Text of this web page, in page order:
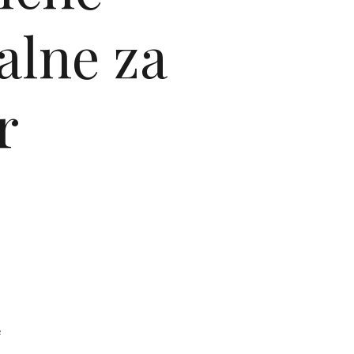
za